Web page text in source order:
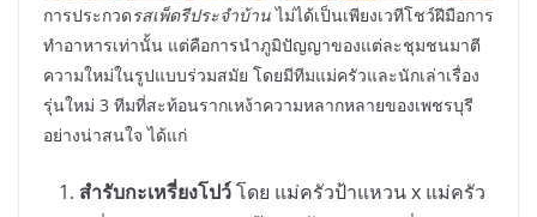
การประกวดรสเพ็ดรีประจำบ้านไม่ได้เป็นเพียงเวทีโชว์ฝีมือการ
ทำอาหารเท่านั้น แต่คือการนำภูมิปัญญาของแต่ละชุมชนมาตี
ความใหม่ในรูปแบบร่วมสมัย โดยมีทีมแม่ครัวและนักเล่าเรื่อง
รุ่นใหม่ 3 ทีมที่สะท้อนรากเหง้าความหลากหลายของเพชรบุรี
อย่างน่าสนใจ ได้แก่
สำรับกะเหรี่ยงโปว์โดย แม่ครัวป้าแหวน x แม่ครัว